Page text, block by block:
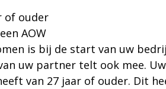
of ouder
AOW
is bij de start van uw
uw partner telt ook mee.
van 27 jaar of ouder. Dit